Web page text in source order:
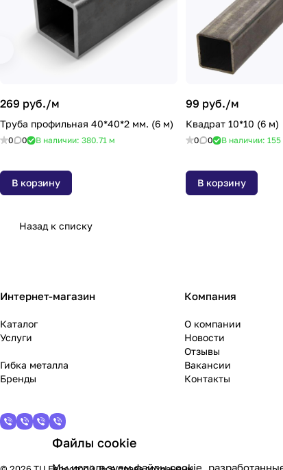
269 руб./м
Труба профильная 40*40*2 мм. (6 м)
0 0 В наличии: 380.71 м
В корзину
99 руб./м
Квадрат 10*10 (6 м)
0 0 В наличии: 155
В корзину
Назад к списку
Интернет-магазин
Каталог
Услуги
Гибка металла
Бренды
Компания
О компании
Новости
Отзывы
Вакансии
Контакты
Файлы cookie
Мы используем файлы cookie,